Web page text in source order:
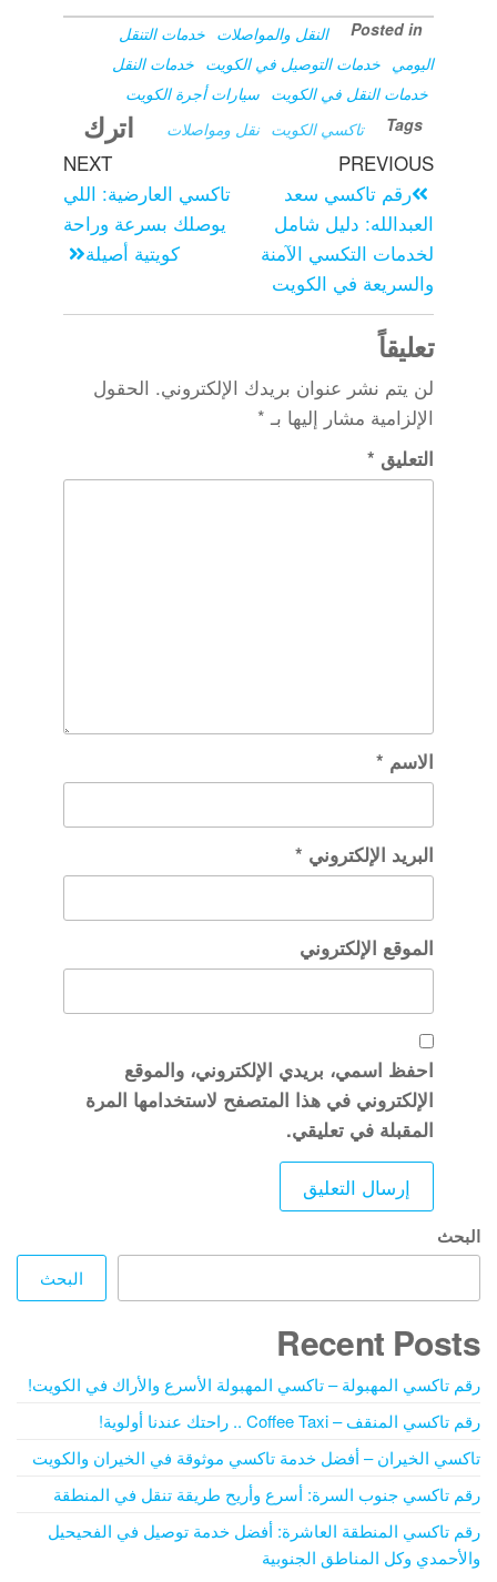
Posted in النقل والمواصلات خدمات التنقل
اليومي خدمات التوصيل في الكويت خدمات النقل
خدمات النقل في الكويت سيارات أجرة الكويت
Tags
تاكسي الكويت نقل ومواصلات
PREVIOUS
رقم تاكسي سعد
العبدالله: دليل شامل
لخدمات التكسي الآمنة
والسريعة في الكويت
NEXT
تاكسي العارضية: اللي
يوصلك بسرعة وراحة
كويتية أصيلة
اترك
تعليقاً
لن يتم نشر عنوان بريدك الإلكتروني. الحقول
الإلزامية مشار إليها بـ *
التعليق *
الاسم *
البريد الإلكتروني *
الموقع الإلكتروني
احفظ اسمي، بريدي الإلكتروني، والموقع
الإلكتروني في هذا المتصفح لاستخدامها المرة
المقبلة في تعليقي.
البحث
البحث
Recent Posts
رقم تاكسي المهبولة – تاكسي المهبولة الأسرع والأراك في الكويت!
رقم تاكسي المنقف – Coffee Taxi .. راحتك عندنا أولوية!
تاكسي الخيران – أفضل خدمة تاكسي موثوقة في الخيران والكويت
رقم تاكسي جنوب السرة: أسرع وأريح طريقة تنقل في المنطقة
رقم تاكسي المنطقة العاشرة: أفضل خدمة توصيل في الفحيحيل
والأحمدي وكل المناطق الجنوبية